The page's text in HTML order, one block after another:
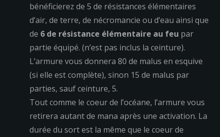
bénéficierez de 5 de résistances élémentaires
d’air, de terre, de nécromancie ou d’eau ainsi que
de 6 de résistance élémentaire au feu par
partie équipé. (n’est pas inclus la ceinture).
L’armure vous donnera 80 de malus en esquive
(si elle est complète), sinon 15 de malus par
parties, sauf ceinture, 5.
Tout comme le coeur de l’océane, l’armure vous
retirera autant de mana après une activation. La
durée du sort est la même que le coeur de